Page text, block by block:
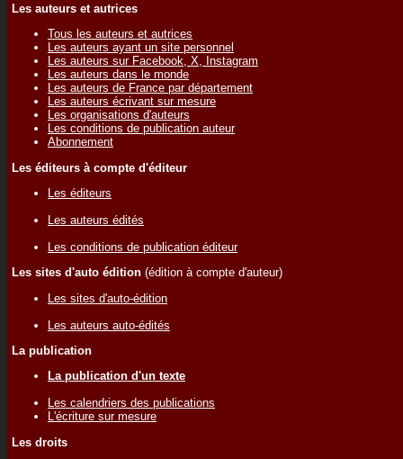
Les auteurs et autrices
Tous les auteurs et autrices
Les auteurs ayant un site personnel
Les auteurs sur Facebook, X, Instagram
Les auteurs dans le monde
Les auteurs de France par département
Les auteurs écrivant sur mesure
Les organisations d'auteurs
Les conditions de publication auteur
Abonnement
Les éditeurs à compte d'éditeur
Les éditeurs
Les auteurs édités
Les conditions de publication éditeur
Les sites d'auto édition (édition à compte d'auteur)
Les sites d'auto-édition
Les auteurs auto-édités
La publication
La publication d'un texte
Les calendriers des publications
L'écriture sur mesure
Les droits